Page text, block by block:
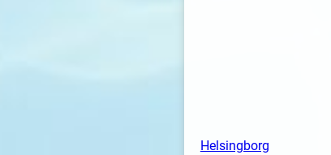
Helsingborg